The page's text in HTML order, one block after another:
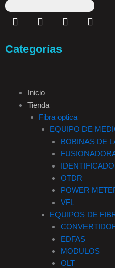
F
a
e
b
I
n
t
a
a
m
T
i
L
i
Categorías
Inicio
Tienda
Fibra optica
EQUIPO DE
BOBINAS DE
OTDR
POWER
VFL
EQUIPOS DE
EDFAS
MODULOS
OLT